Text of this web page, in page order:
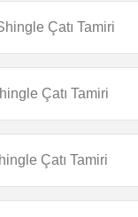
Çatı Tamiri
Çatı Tamiri
Çatı Tamiri